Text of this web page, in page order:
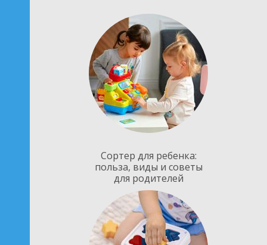
Сортер для ребенка:
польза, виды и советы
для родителей